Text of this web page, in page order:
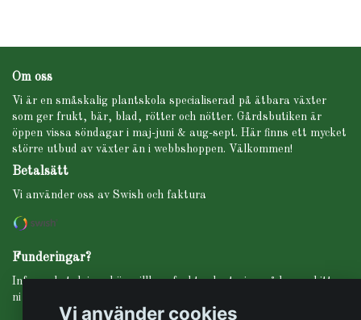
Om oss
Vi är en småskalig plantskola specialiserad på ätbara växter
som ger frukt, bär, blad, rötter och nötter. Gårdsbutiken är
öppen vissa söndagar i maj-juni & aug-sept. Här finns ett mycket
större utbud av växter än i webbshoppen. Välkommen!
Betalsätt
Vi använder oss av Swish och faktura
Funderingar?
Info om betalning, köpevillkor, frakt, planteringsråd m.m. hittar
ni under fliken INFO i menyn högst upp.
Vi använder cookies